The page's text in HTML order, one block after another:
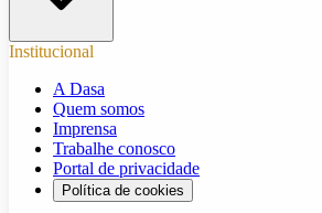
Institucional
A Dasa
Quem somos
Imprensa
Trabalhe conosco
Portal de privacidade
Política de cookies